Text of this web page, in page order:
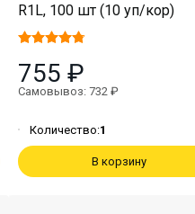
R1L, 100 шт (10 уп/кор)
755 ₽
Самовывоз: 732 ₽
Количество:1
В корзину